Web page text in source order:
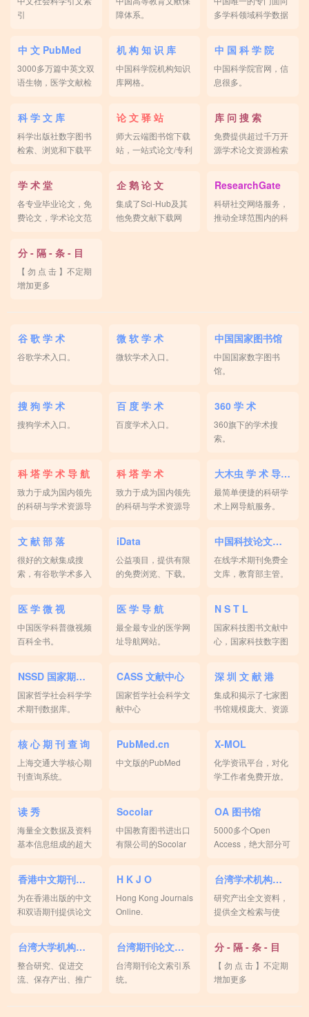
引
障体系。
多学科领域科学数据
中 文 PubMed
3000多万篇中英文双
语生物，医学文献检
机 构 知 识 库
中国科学院机构知识
库网格。
中 国 科 学 院
中国科学院官网，信
息很多。
科 学 文 库
科学出版社数字图书
检索、浏览和下载平
论 文 驿 站
师大云端图书馆下载
站，一站式论文/专利
库 问 搜 索
免费提供超过千万开
源学术论文资源检索
学 术 堂
各专业毕业论文，免
费论文，学术论文范
企 鹅 论 文
集成了Sci-Hub及其
他免费文献下载网
ResearchGate
科研社交网络服务，
推动全球范围内的科
分 - 隔 - 条 - 目
【 勿 点 击 】不定期
增加更多
谷 歌 学 术
谷歌学术入口。
微 软 学 术
微软学术入口。
中国国家图书馆
中国国家数字图书
馆。
搜 狗 学 术
搜狗学术入口。
百 度 学 术
百度学术入口。
360 学 术
360旗下的学术搜
索。
科 塔 学 术 导 航
致力于成为国内领先
的科研与学术资源导
科 塔 学 术
致力于成为国内领先
的科研与学术资源导
大木虫 学 术 导 航
最简单便捷的科研学
术上网导航服务。
文 献 部 落
很好的文献集成搜
索，有谷歌学术多入
iData
公益项目，提供有限
的免费浏览、下载。
中国科技论文在线
在线学术期刊免费全
文库，教育部主管。
医 学 微 视
中国医学科普微视频
百科全书。
医 学 导 航
最全最专业的医学网
址导航网站。
N S T L
国家科技图书文献中
心，国家科技数字图
NSSD 国家期刊库
国家哲学社会科学学
术期刊数据库。
CASS 文献中心
国家哲学社会科学文
献中心
深 圳 文 献 港
集成和揭示了七家图
书馆规模庞大、资源
核 心 期 刊 查 询
上海交通大学核心期
刊查询系统。
PubMed.cn
中文版的PubMed
X-MOL
化学资讯平台，对化
学工作者免费开放。
读 秀
海量全文数据及资料
基本信息组成的超大
Socolar
中国教育图书进出口
有限公司的Socolar
OA 图书馆
5000多个Open
Access，绝大部分可
香港中文期刊论文索引
为在香港出版的中文
和双语期刊提供论文
H K J O
Hong Kong Journals
Online.
台湾学术机构典藏
研究产出全文资料，
提供全文检索与使
台湾大学机构典藏
整合研究、促进交
流、保存产出、推广
台湾期刊论文索引
台湾期刊论文索引系
统。
分 - 隔 - 条 - 目
【 勿 点 击 】不定期
增加更多